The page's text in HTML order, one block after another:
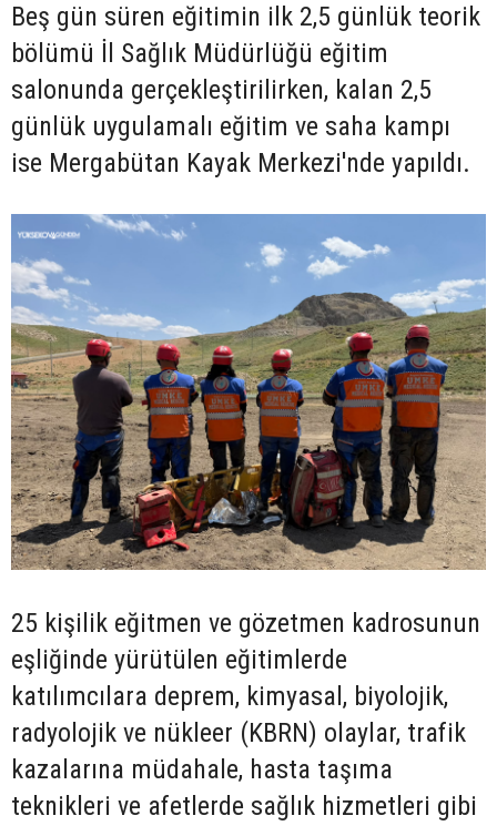
Beş gün süren eğitimin ilk 2,5 günlük teorik
bölümü İl Sağlık Müdürlüğü eğitim
salonunda gerçekleştirilirken, kalan 2,5
günlük uygulamalı eğitim ve saha kampı
ise Mergabütan Kayak Merkezi'nde yapıldı.
25 kişilik eğitmen ve gözetmen kadrosunun
eşliğinde yürütülen eğitimlerde
katılımcılara deprem, kimyasal, biyolojik,
radyolojik ve nükleer (KBRN) olaylar, trafik
kazalarına müdahale, hasta taşıma
teknikleri ve afetlerde sağlık hizmetleri gibi